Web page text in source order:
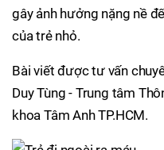
gây ảnh hưởng nặng nề
của trẻ nhỏ.
Bài viết được tư vấn
Duy Tùng - Trung tâm
khoa Tâm Anh TP.HCM.